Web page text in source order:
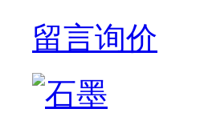
留言询价